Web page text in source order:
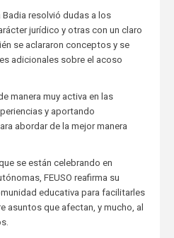
resolvió dudas a los
jurídico y otras con un claro
se aclararon conceptos y se
adicionales sobre el acoso
manera muy activa en las
y aportando
abordar de la mejor manera
se están celebrando en
FEUSO reafirma su
educativa para facilitarles
asuntos que afectan, y mucho, al